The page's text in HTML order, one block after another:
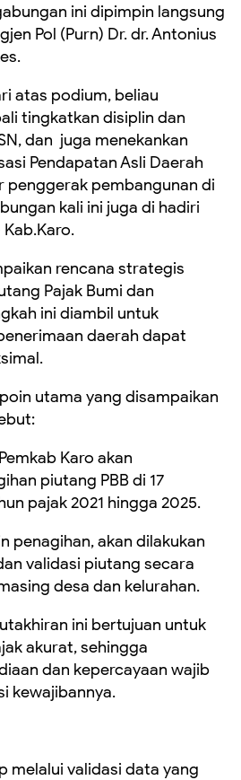
ini dipimpin langsung
Pol (Purn) Dr. dr. Antonius
atas podium, beliau
tingkatkan disiplin dan
dan juga menekankan
Pendapatan Asli Daerah
penggerak pembangunan di
kali ini juga di hadiri
rencana strategis
Pajak Bumi dan
ini diambil untuk
daerah dapat
utama yang disampaikan
Karo akan
piutang PBB di 17
pajak 2021 hingga 2025.
penagihan, akan dilakukan
validasi piutang secara
desa dan kelurahan.
ini bertujuan untuk
akurat, sehingga
dan kepercayaan wajib
kewajibannya.
melalui validasi data yang